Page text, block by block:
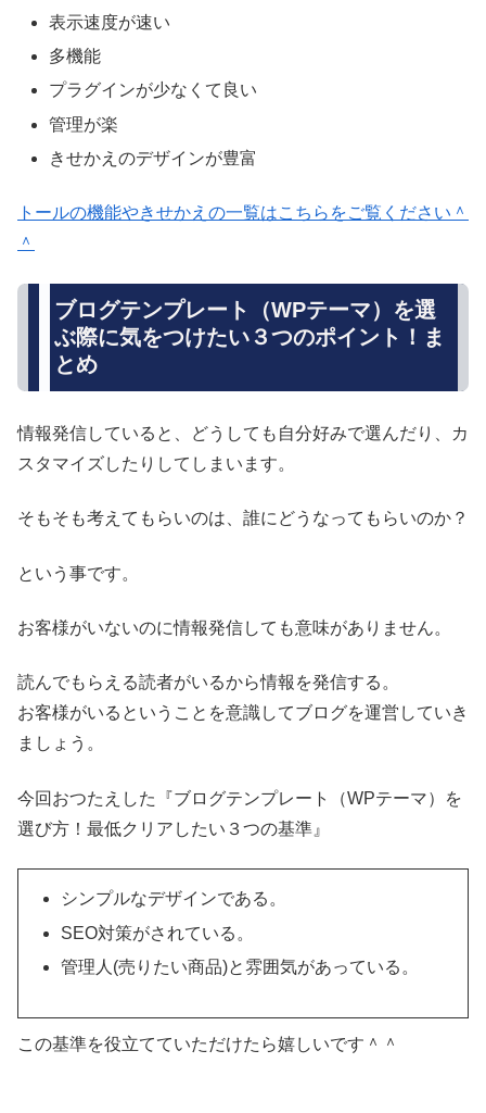
表示速度が速い
多機能
プラグインが少なくて良い
管理が楽
きせかえのデザインが豊富
トールの機能やきせかえの一覧はこちらをご覧ください＾
＾
ブログテンプレート（WPテーマ）を選
ぶ際に気をつけたい３つのポイント！ま
とめ
情報発信していると、どうしても自分好みで選んだり、カ
スタマイズしたりしてしまいます。
そもそも考えてもらいのは、誰にどうなってもらいのか？
という事です。
お客様がいないのに情報発信しても意味がありません。
読んでもらえる読者がいるから情報を発信する。
お客様がいるということを意識してブログを運営していき
ましょう。
今回おつたえした『ブログテンプレート（WPテーマ）を
選び方！最低クリアしたい３つの基準』
シンプルなデザインである。
SEO対策がされている。
管理人(売りたい商品)と雰囲気があっている。
この基準を役立てていただけたら嬉しいです＾＾